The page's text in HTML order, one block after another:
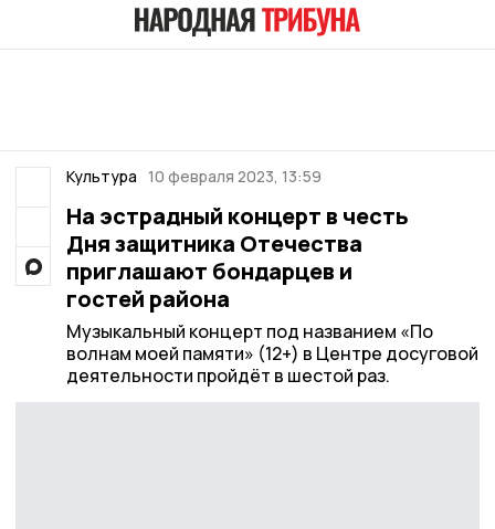
Культура 10 февраля 2023, 13:59
На эстрадный концерт в честь
Дня защитника Отечества
приглашают бондарцев и
гостей района
Музыкальный концерт под названием «По
волнам моей памяти» (12+) в Центре досуговой
деятельности пройдёт в шестой раз.